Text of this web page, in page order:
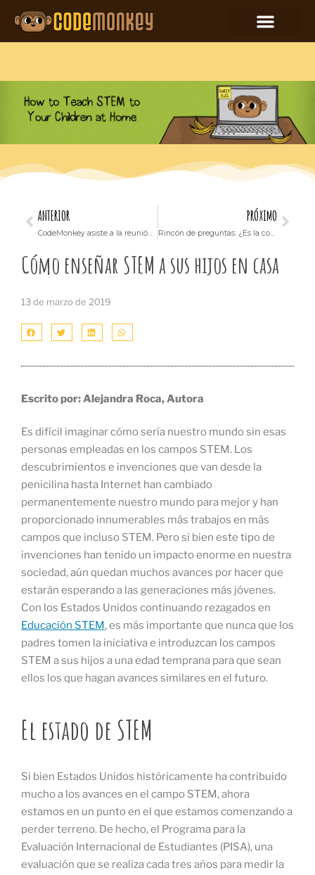
ANTERIOR
CodeMonkey asiste a la reunión de tecnología educativa más grande de la India y gana la mejor solución de tecnología educativa para K-12
PRÓXIMO
Rincón de preguntas: ¿Es la codificación de chatbots adecuada para usted?
Cómo enseñar STEM a sus hijos en casa
13 de marzo de 2019
Escrito por: Alejandra Roca, Autora
Es difícil imaginar cómo sería nuestro mundo sin esas
personas empleadas en los campos STEM. Los
descubrimientos e invenciones que van desde la
penicilina hasta Internet han cambiado
permanentemente nuestro mundo para mejor y han
proporcionado innumerables más trabajos en más
campos que incluso STEM. Pero si bien este tipo de
invenciones han tenido un impacto enorme en nuestra
sociedad, aún quedan muchos avances por hacer que
estarán esperando a las generaciones más jóvenes.
Con los Estados Unidos continuando rezagados en
Educación STEM, es más importante que nunca que los
padres tomen la iniciativa e introduzcan los campos
STEM a sus hijos a una edad temprana para que sean
ellos los que hagan avances similares en el futuro.
El estado de STEM
Si bien Estados Unidos históricamente ha contribuido
mucho a los avances en el campo STEM, ahora
estamos en un punto en el que estamos comenzando a
perder terreno. De hecho, el Programa para la
Evaluación Internacional de Estudiantes (PISA), una
evaluación que se realiza cada tres años para medir la